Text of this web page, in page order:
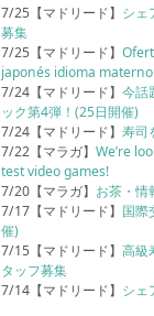
7/25【マドリード】 シェ
募集
7/25【マドリード】
japonés idioma materno
7/24【マドリード】今話
ック第4弾！(25日開催)
7/24【マドリード】寿司
7/22【マラガ】We’re
test video games!
7/20【マラガ】 お茶・情
7/17【マドリード】 国際
催)
7/15【マドリード】高級
タッフ募集
7/14【マドリード】 シェ